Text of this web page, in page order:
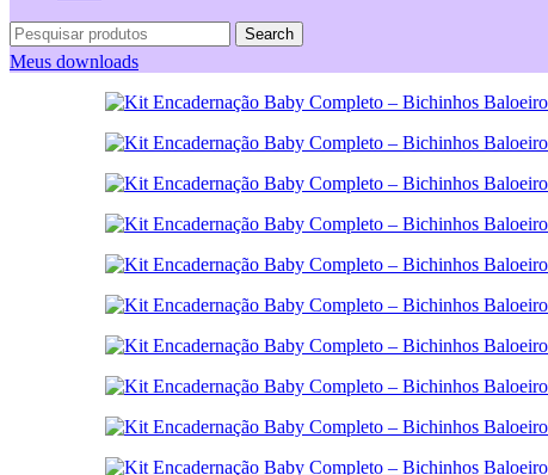
Search
Meus downloads